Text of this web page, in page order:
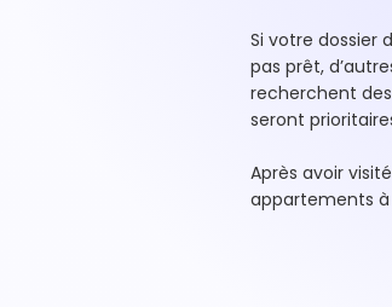
Si votre dossier
pas prêt,
recherchent
seront
Après avoir
appartements à